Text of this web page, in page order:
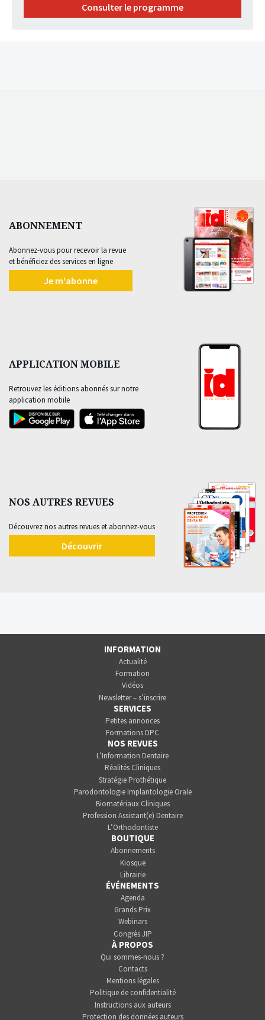
Consulter le programme
ABONNEMENT
Abonnez-vous pour recevoir la revue
et bénéficiez des services en ligne
Je m'abonne
APPLICATION MOBILE
Retrouvez les éditions abonnés sur notre
application mobile
NOS AUTRES REVUES
Découvrez nos autres revues et abonnez-vous
Découvrir
INFORMATION
Actualité
Formation
Vidéos
Newsletter – s’inscrire
SERVICES
Petites annonces
Formations DPC
NOS REVUES
L’Information Dentaire
Réalités Cliniques
Stratégie Prothétique
Parodontologie Implantologie Orale
Biomatériaux Cliniques
Profession Assistant(e) Dentaire
L’Orthodontiste
BOUTIQUE
Abonnements
Kiosque
Librairie
ÉVÉNEMENTS
Agenda
Grands Prix
Webinars
Congrès JIP
À PROPOS
Qui sommes-nous ?
Contacts
Mentions légales
Politique de confidentialité
Instructions aux auteurs
Protection des données auteurs